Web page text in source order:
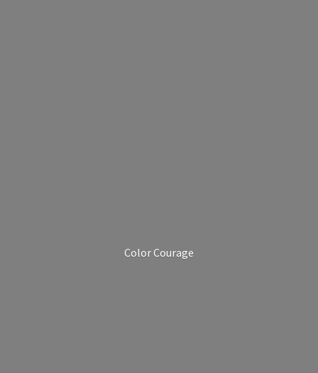
Color Courage